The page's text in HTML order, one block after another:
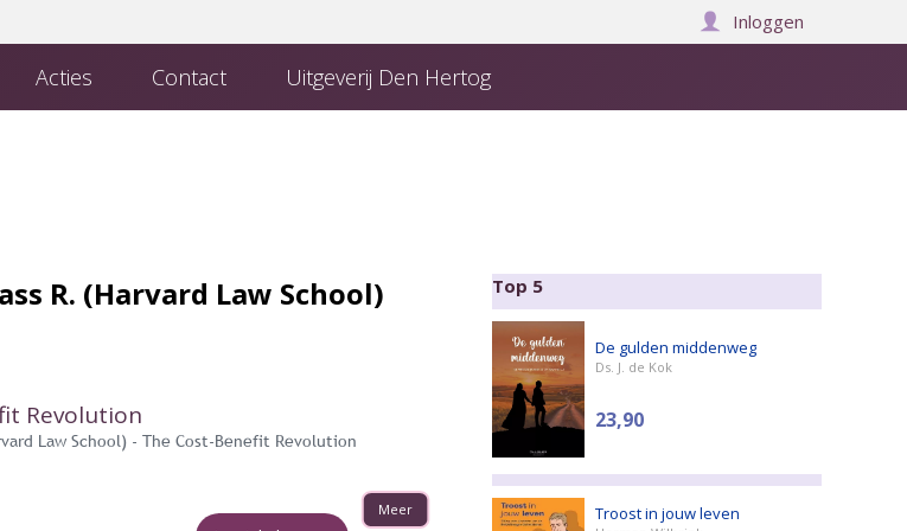
Inloggen
Acties Contact Uitgeverij Den Hertog
Winkelwagen:0
R. (Harvard Law School)
Revolution
Law School) - The Cost-Benefit Revolution
Meer
Top 5
De gulden middenweg
Ds. J. de Kok
23,90
Troost in jouw leven